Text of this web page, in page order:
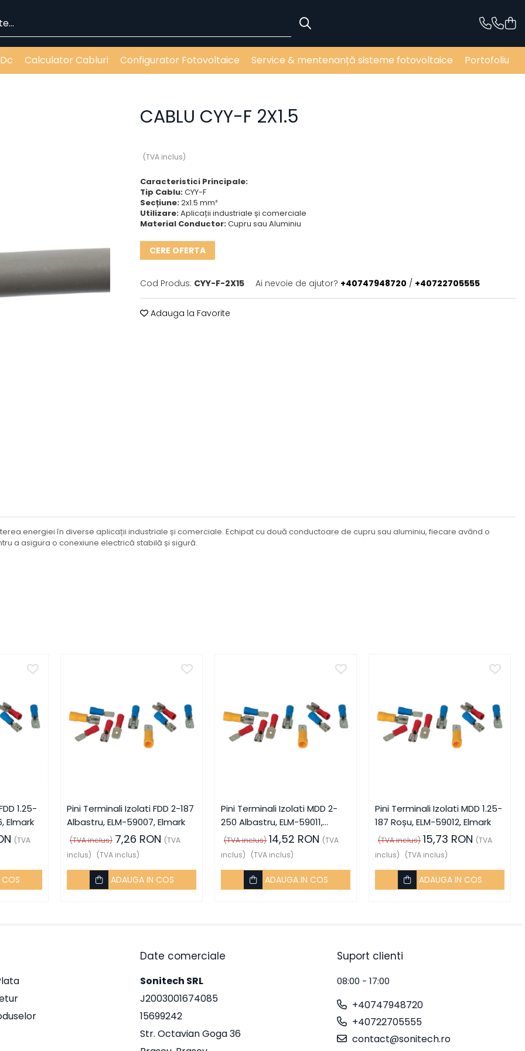
Calculator Cabluri Configurator Fotovoltaice Service & mentenanță sisteme fotovoltaice Portofoliu
CABLU CYY-F 2X1.5
(TVA inclus)
Caracteristici Principale:
Tip Cablu:CYY-F
Secțiune:2x1.5 mm²
Utilizare:Aplicații industriale și comerciale
Material Conductor:Cupru sau Aluminiu
CERE OFERTA
Cod Produs: CYY-F-2X15 Ai nevoie de ajutor? +40747948720 / +40722705555
Adauga la Favorite
energiei în diverse aplicații industriale și comerciale. Echipat cu două conductoare de cupru sau aluminiu, fiecare având o
a asigura o conexiune electrică stabilă și sigură.
1.25-
Elmark
(TVA
COS
Pini Terminali Izolati FDD 2-187
Albastru, ELM-59007, Elmark
(TVA inclus) 7,26 RON (TVA
inclus)
(TVA inclus)
ADAUGA IN COS
Pini Terminali Izolati MDD 2-
250 Albastru, ELM-59011,
Elmark
(TVA inclus) 14,52 RON (TVA
inclus)
(TVA inclus)
ADAUGA IN COS
Pini Terminali Izolati MDD 1.25-
187 Roșu, ELM-59012, Elmark
(TVA inclus) 15,73 RON (TVA
inclus)
(TVA inclus)
ADAUGA IN COS
Date comerciale
Sonitech SRL
J2003001674085
15699242
Str. Octavian Goga 36
Suport clienti
08:00 - 17:00
+40747948720
+40722705555
contact@sonitech.ro